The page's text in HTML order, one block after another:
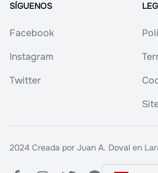
SÍGUENOS
Facebook
Instagram
Twitter
2024 Creada por Juan A. Doval en